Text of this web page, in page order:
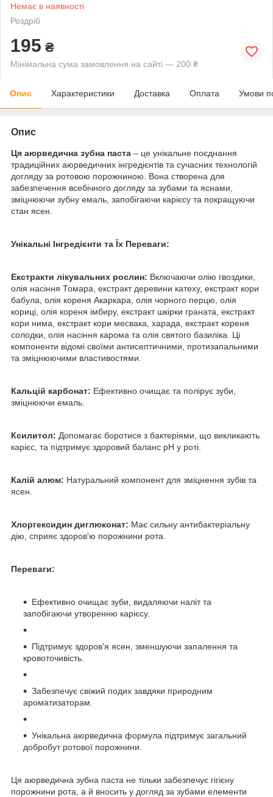
Немає в наявності
Роздріб
195 ₴
Мінімальна сума замовлення на сайті — 200 ₴
Опис Характеристики Доставка Оплата Умови
Опис
Ця аюрведична зубна паста – це унікальне поєднання
традиційних аюрведичних інгредієнтів та сучасних технологій
догляду за ротовою порожниною. Вона створена для
забезпечення всебічного догляду за зубами та яснами,
зміцнюючи зубну емаль, запобігаючи карієсу та покращуючи
стан ясен.
Унікальні Інгредієнти та Їх Переваги:
Екстракти лікувальних рослин: Включаючи олію гвоздики,
олія насіння Томара, екстракт деревини катеху, екстракт кори
бабула, олія кореня Акаркара, олія чорного перцю, олія
кориці, олія кореня імбиру, екстракт шкірки граната, екстракт
кори нима, екстракт кори месвака, харада, екстракт кореня
солодки, олія насіння карома та олія святого базиліка. Ці
компоненти відомі своїми антисептичними, протизапальними
та зміцнюючими властивостями.
Кальцій карбонат: Ефективно очищає та полірує зуби,
зміцнюючи емаль.
Ксилитол: Допомагає боротися з бактеріями, що викликають
карієс, та підтримує здоровий баланс pH у роті.
Калій алюм: Натуральний компонент для зміцнення зубів та
ясен.
Хлоргексидин диглюконат: Має сильну антибактеріальну
дію, сприяє здоров'ю порожнини рота.
Переваги:
Ефективно очищає зуби, видаляючи наліт та
запобігаючи утворенню карієсу.
Підтримує здоров'я ясен, зменшуючи запалення та
кровоточивість.
Забезпечує свіжий подих завдяки природним
ароматизаторам.
Унікальна аюрведична формула підтримує загальний
добробут ротової порожнини.
Ця аюрведична зубна паста не тільки забезпечує гігієну
порожнини рота, а й вносить у догляд за зубами елементи